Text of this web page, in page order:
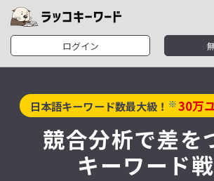
ログイン
日本語キーワード数最大級！ ※30万
競合分析で差を
キーワード